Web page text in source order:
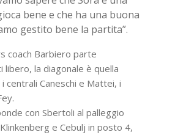
bene e che ha una buona
gestito bene la partita”.
coach Barbiero parte
libero, la diagonale è quella
centrali Caneschi e Mattei, i
con Sbertoli al palleggio
e Cebulj in posto 4,